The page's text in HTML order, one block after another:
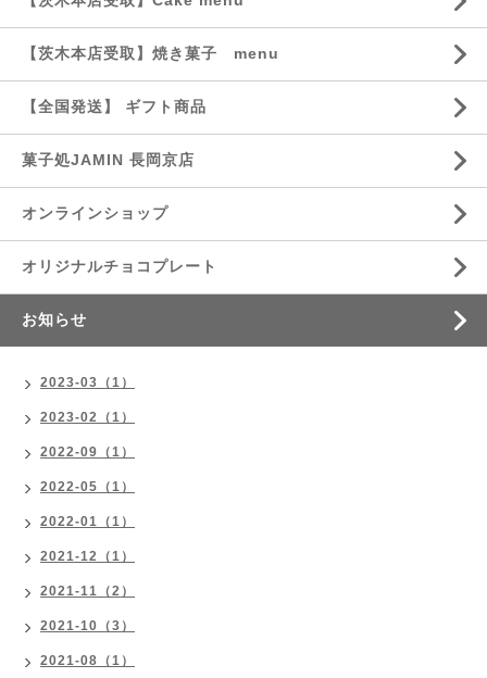
【茨木本店受取】焼き菓子 menu
【全国発送】 ギフト商品
菓子処JAMIN 長岡京店
オンラインショップ
オリジナルチョコプレート
お知らせ
2023-03（1）
2023-02（1）
2022-09（1）
2022-05（1）
2022-01（1）
2021-12（1）
2021-11（2）
2021-10（3）
2021-08（1）